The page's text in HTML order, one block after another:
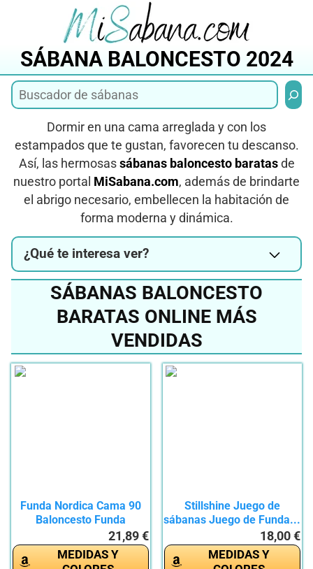
SÁBANA BALONCESTO 2024
Dormir en una cama arreglada y con los
estampados que te gustan, favorecen tu descanso.
Así, las hermosas sábanas baloncesto baratasde
nuestro portal MiSabana.com, además de brindarte
el abrigo necesario, embellecen la habitación de
forma moderna y dinámica.
¿Qué te interesa ver?
SÁBANAS BALONCESTO
BARATAS ONLINE MÁS
VENDIDAS
Funda Nordica Cama 90
Baloncesto Funda
21,89 €
MEDIDAS Y
Stillshine Juego de
sábanas Juego de Funda...
18,00 €
MEDIDAS Y